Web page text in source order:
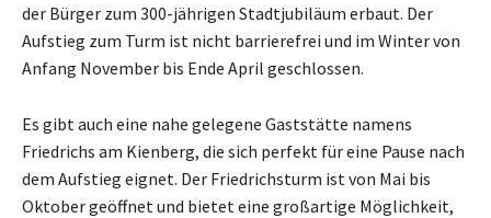
der Bürger zum 300-jährigen Stadtjubiläum erbaut. Der
Aufstieg zum Turm ist nicht barrierefrei und im Winter von
Anfang November bis Ende April geschlossen.
Es gibt auch eine nahe gelegene Gaststätte namens
Friedrichs am Kienberg, die sich perfekt für eine Pause nach
dem Aufstieg eignet. Der Friedrichsturm ist von Mai bis
Oktober geöffnet und bietet eine großartige Möglichkeit,